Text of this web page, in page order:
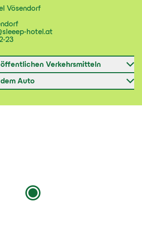
Vösendorf
hotel.at
23
Verkehrsmitteln
Auto